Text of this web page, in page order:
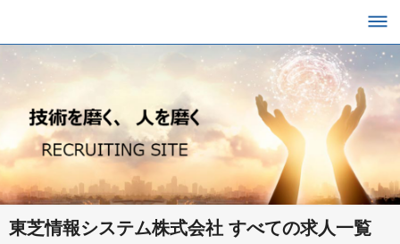
東芝情報システム株式会社 すべての求人一覧